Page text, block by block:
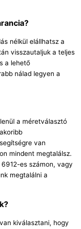
nélkül elállhatsz a
visszautaljuk a teljes
a lehető
nálad legyen a
a méretválasztó
van
mindent megtalálsz.
es számon, vagy
megtalálni a
kiválasztani, hogy